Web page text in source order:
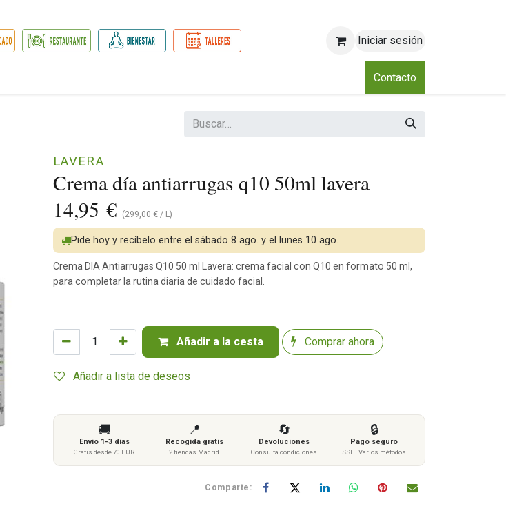
Iniciar sesión
Club
Contacto
Crema día antiarrugas q10 50ml lavera
LAVERA
14,95 € (299,00 € / L)
Añadir a la cesta Comprar ahora
Añadir a lista de deseos
Pide hoy y recíbelo entre el sábado 8 ago. y el lunes 10 ago.
Crema DIA Antiarrugas Q10 50 ml Lavera: crema facial con Q10 en formato 50 ml,
para completar la rutina diaria de cuidado facial.
🚚
Envío 1-3 días
Gratis desde 70 EUR
📍
Recogida gratis
2 tiendas Madrid
🔄
Devoluciones
Consulta condiciones
🔒
Pago seguro
SSL · Varios métodos
Comparte: